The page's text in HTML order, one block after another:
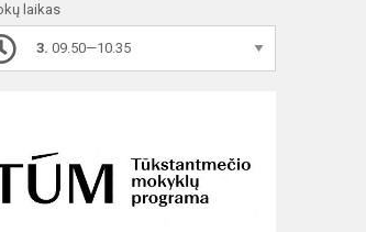
laikas
3. 09.50—10.35